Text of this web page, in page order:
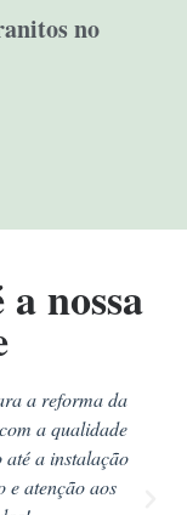
no
nossa
a reforma da
a qualidade
a instalação
e atenção aos